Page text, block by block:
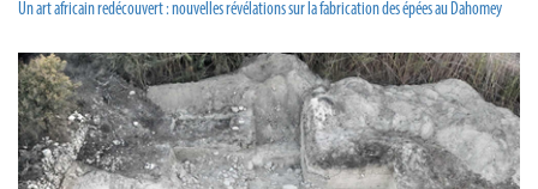
Un art africain redécouvert : nouvelles révélations sur la fabrication des épées au Dahomey